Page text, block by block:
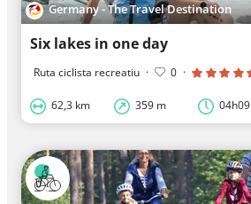
Germany - The Travel Destination
Six lakes in one day
Ruta ciclista recreatiu · 0 ·
62,3 km 359 m 04h09